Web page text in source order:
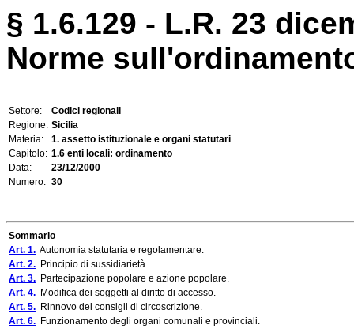
§ 1.6.129 - L.R. 23
Norme
Settore:
Codici regionali
Regione: Sicilia
Materia:
1. assetto istituzionale e organi statutari
Capitolo: 1.6 enti locali: ordinamento
Data:
23/12/2000
Numero: 30
Sommario
Art. 1. Autonomia statutaria e regolamentare.
Art. 2. Principio di sussidiarietà.
Art. 3. Partecipazione popolare e azione popolare.
Art. 4. Modifica dei soggetti al diritto di accesso.
Art. 5. Rinnovo dei consigli di circoscrizione.
Art. 6. Funzionamento degli organi comunali e provinciali.